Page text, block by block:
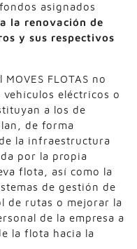
asignados
la renovación de
y sus respectivos
FLOTAS no
eléctricos o
a los de
de forma
la infraestructura
por la propia
flota, así como la
de gestión de
de rutas o mejorar la
de la empresa a
la flota hacia la